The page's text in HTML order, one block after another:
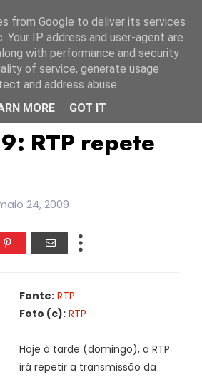
RTP repete
24, 2009
Fonte: RTP
Foto (c): RTP
Hoje à tarde (domingo), a RTP
irá repetir a transmissão da
from Google to deliver its services
Your IP address and user-agent are
with performance and security
of service, generate usage
and address abuse.
MORE
GOT IT